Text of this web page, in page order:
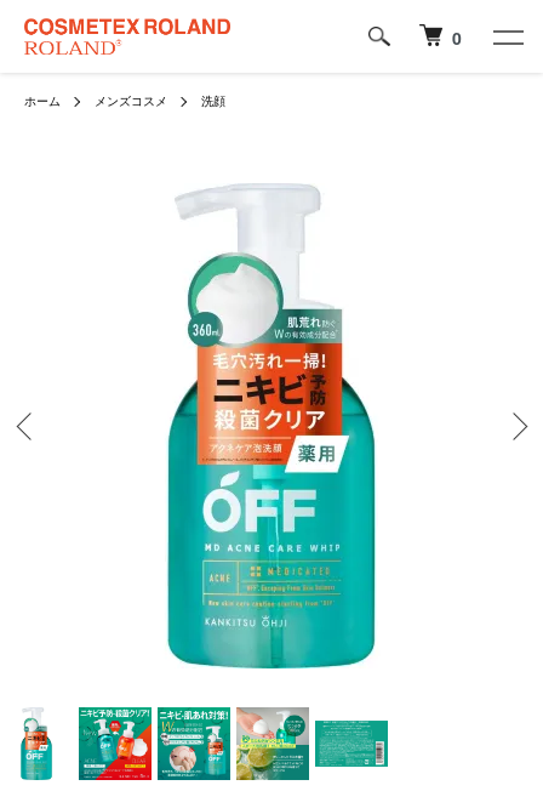
0
ホーム メンズコスメ 洗顔